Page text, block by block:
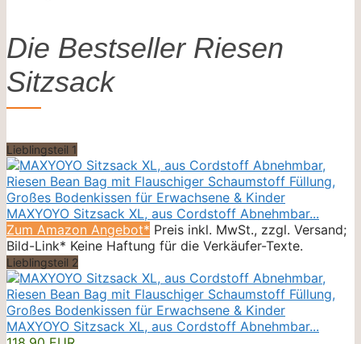
Die Bestseller Riesen
Sitzsack
Lieblingsteil 1
MAXYOYO Sitzsack XL, aus Cordstoff Abnehmbar...
Zum Amazon Angebot* Preis inkl. MwSt., zzgl. Versand;
Bild-Link* Keine Haftung für die Verkäufer-Texte.
Lieblingsteil 2
MAXYOYO Sitzsack XL, aus Cordstoff Abnehmbar...